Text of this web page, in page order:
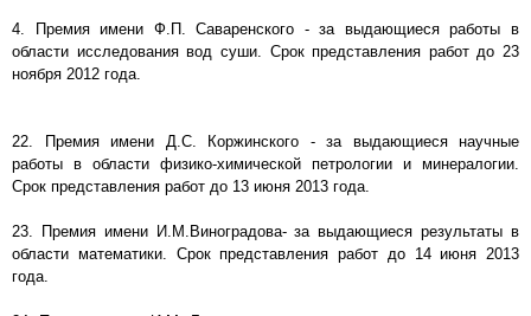
4. Премия имени Ф.П. Саваренского - за выдающиеся работы в
области исследования вод суши. Срок представления работ до 23
ноября 2012 года.
22. Премия имени Д.С. Коржинского - за выдающиеся научные
работы в области физико-химической петрологии и минералогии.
Срок представления работ до 13 июня 2013 года.
23. Премия имени И.М.Виноградова- за выдающиеся результаты в
области математики. Срок представления работ до 14 июня 2013
года.